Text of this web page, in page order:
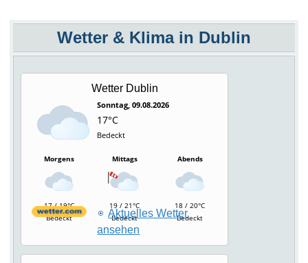
Wetter & Klima in Dublin
Wetter Dublin
Sonntag, 09.08.2026
17°C
Bedeckt
Morgens
17 / 19°C
Bedeckt
Mittags
19 / 21°C
Bedeckt
Abends
18 / 20°C
Bedeckt
Aktuelles Wetter
ansehen